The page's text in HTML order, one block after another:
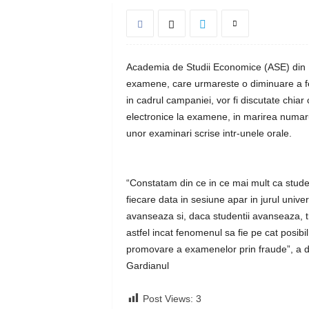
Academia de Studii Economice (ASE)
examene, care urmareste o diminuare a
in cadrul campaniei, vor fi discutate
electronice la examene, in marirea
unor examinari scrise intr-unele orale.
“Constatam din ce in ce mai mult ca
fiecare data in sesiune apar in jurul
avanseaza si, daca studentii avanseaza,
astfel incat fenomenul sa fie pe cat
promovare a examenelor prin fraude”, a
Gardianul
Post Views: 3